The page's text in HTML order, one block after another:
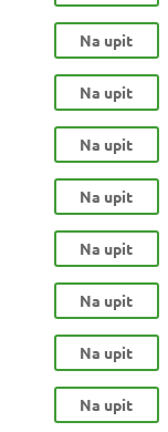
Na upit
Na upit
Na upit
Na upit
Na upit
Na upit
Na upit
Na upit